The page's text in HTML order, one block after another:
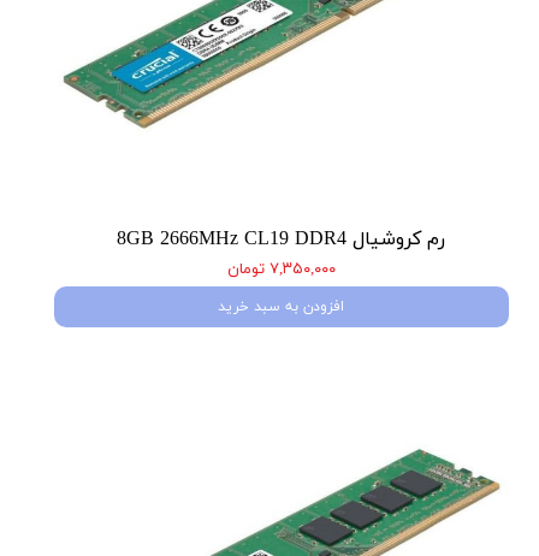
رم کروشیال 8GB 2666MHz CL19 DDR4
۷,۳۵۰,۰۰۰ تومان
افزودن به سبد خرید